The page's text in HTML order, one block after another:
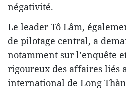
négativité.
Le leader Tô Lâm,
de pilotage central, a
notamment sur l’enquête
rigoureux des affaires liés
international de Long